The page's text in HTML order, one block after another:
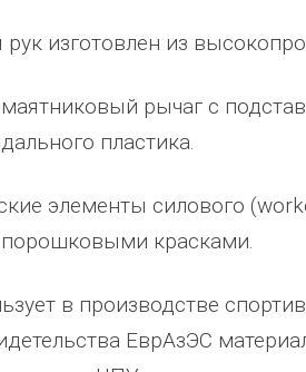
поселения
изготовлен из
рычаг с
пластика.
элементы силового
красками.
в производстве
ЕврАзЭС